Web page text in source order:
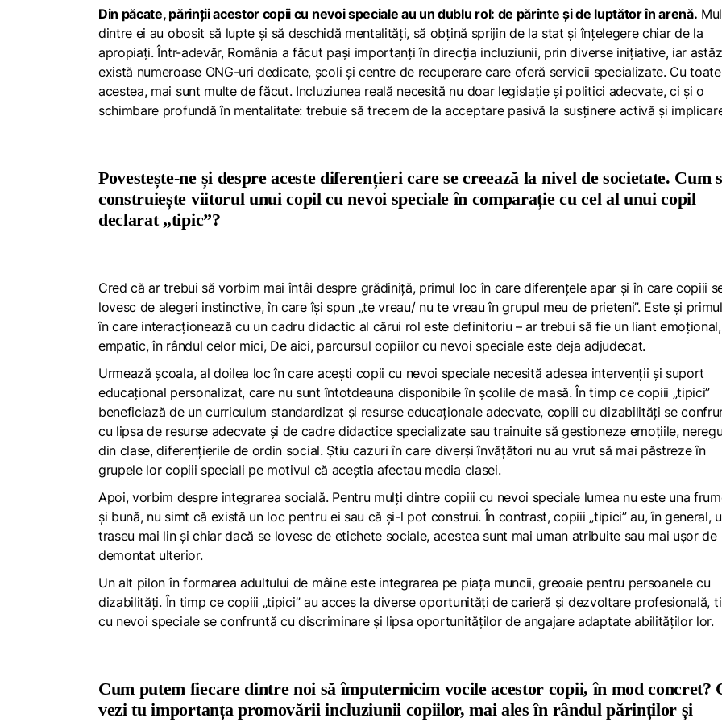
Din păcate, părinții acestor copii cu nevoi speciale au un dublu rol: de părinte și de luptător în arenă.
dintre ei au obosit să lupte și să deschidă mentalități, să obțină sprijin de la stat și înțelegere chiar de la
apropiați. Într-adevăr, România a făcut pași importanți în direcția incluziunii, prin diverse inițiative, iar
există numeroase ONG-uri dedicate, școli și centre de recuperare care oferă servicii specializate. Cu toate
acestea, mai sunt multe de făcut. Incluziunea reală necesită nu doar legislație și politici adecvate, ci și o
schimbare profundă în mentalitate: trebuie să trecem de la acceptare pasivă la susținere activă și
Povestește-ne și despre aceste diferențieri care se creează la nivel de societate. Cum
construiește viitorul unui copil cu nevoi speciale în comparație cu cel al unui copil
declarat „tipic”?
Cred că ar trebui să vorbim mai întâi despre grădiniță, primul loc în care diferențele apar și în care copiii
lovesc de alegeri instinctive, în care își spun „te vreau/ nu te vreau în grupul meu de prieteni”. Este și
în care interacționează cu un cadru didactic al cărui rol este definitoriu – ar trebui să fie un liant emoțional,
empatic, în rândul celor mici, De aici, parcursul copiilor cu nevoi speciale este deja adjudecat.
Urmează școala, al doilea loc în care acești copii cu nevoi speciale necesită adesea intervenții și suport
educațional personalizat, care nu sunt întotdeauna disponibile în școlile de masă. În timp ce copiii „tipici”
beneficiază de un curriculum standardizat și resurse educaționale adecvate, copiii cu dizabilități se
cu lipsa de resurse adecvate și de cadre didactice specializate sau trainuite să gestioneze emoțiile,
din clase, diferențierile de ordin social. Știu cazuri în care diverși învățători nu au vrut să mai păstreze în
grupele lor copiii speciali pe motivul că aceștia afectau media clasei.
Apoi, vorbim despre integrarea socială. Pentru mulți dintre copiii cu nevoi speciale lumea nu este una
și bună, nu simt că există un loc pentru ei sau că și-l pot construi. În contrast, copiii „tipici” au, în general,
traseu mai lin și chiar dacă se lovesc de etichete sociale, acestea sunt mai uman atribuite sau mai ușor de
demontat ulterior.
Un alt pilon în formarea adultului de mâine este integrarea pe piața muncii, greoaie pentru persoanele cu
dizabilități. În timp ce copiii „tipici” au acces la diverse oportunități de carieră și dezvoltare profesională,
cu nevoi speciale se confruntă cu discriminare și lipsa oportunităților de angajare adaptate abilităților lor.
Cum putem fiecare dintre noi să împuternicim vocile acestor copii, în mod concret?
vezi tu importanța promovării incluziunii copiilor, mai ales în rândul părinților și